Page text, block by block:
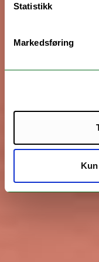
Statistikk
Markedsføring